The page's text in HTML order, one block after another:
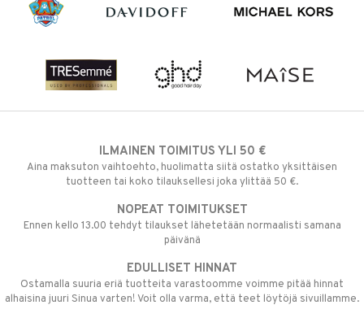
ILMAINEN TOIMITUS YLI 50 €
Aina maksuton vaihtoehto, huolimatta siitä ostatko yksittäisen
tuotteen tai koko tilauksellesi joka ylittää 50 €.
NOPEAT TOIMITUKSET
Ennen kello 13.00 tehdyt tilaukset lähetetään normaalisti samana
päivänä
EDULLISET HINNAT
Ostamalla suuria eriä tuotteita varastoomme voimme pitää hinnat
alhaisina juuri Sinua varten! Voit olla varma, että teet löytöjä sivuillamme.